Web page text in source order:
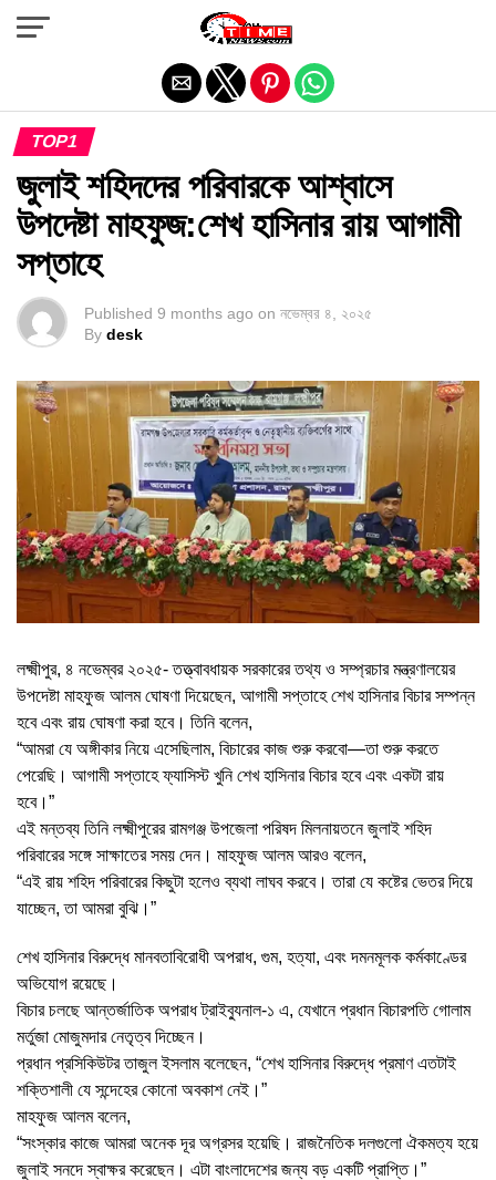
TOP1
জুলাই শহিদদের পরিবারকে আশ্বাসে
উপদেষ্টা মাহফুজ:শেখ হাসিনার রায় আগামী
সপ্তাহে
Published 9 months ago on নভেম্বর ৪, ২০২৫
By desk
লক্ষ্মীপুর, ৪ নভেম্বর ২০২৫- তত্ত্বাবধায়ক সরকারের তথ্য ও সম্প্রচার মন্ত্রণালয়ের
উপদেষ্টা মাহফুজ আলম ঘোষণা দিয়েছেন, আগামী সপ্তাহে শেখ হাসিনার বিচার সম্পন্ন
হবে এবং রায় ঘোষণা করা হবে। তিনি বলেন,
“আমরা যে অঙ্গীকার নিয়ে এসেছিলাম, বিচারের কাজ শুরু করবো—তা শুরু করতে
পেরেছি। আগামী সপ্তাহে ফ্যাসিস্ট খুনি শেখ হাসিনার বিচার হবে এবং একটা রায়
হবে।”
এই মন্তব্য তিনি লক্ষ্মীপুরের রামগঞ্জ উপজেলা পরিষদ মিলনায়তনে জুলাই শহিদ
পরিবারের সঙ্গে সাক্ষাতের সময় দেন। মাহফুজ আলম আরও বলেন,
“এই রায় শহিদ পরিবারের কিছুটা হলেও ব্যথা লাঘব করবে। তারা যে কষ্টের ভেতর দিয়ে
যাচ্ছেন, তা আমরা বুঝি।”
শেখ হাসিনার বিরুদ্ধে মানবতাবিরোধী অপরাধ, গুম, হত্যা, এবং দমনমূলক কর্মকাণ্ডের
অভিযোগ রয়েছে।
বিচার চলছে আন্তর্জাতিক অপরাধ ট্রাইব্যুনাল-১ এ, যেখানে প্রধান বিচারপতি গোলাম
মর্তুজা মোজুমদার নেতৃত্ব দিচ্ছেন।
প্রধান প্রসিকিউটর তাজুল ইসলাম বলেছেন, “শেখ হাসিনার বিরুদ্ধে প্রমাণ এতটাই
শক্তিশালী যে সন্দেহের কোনো অবকাশ নেই।”
মাহফুজ আলম বলেন,
“সংস্কার কাজে আমরা অনেক দূর অগ্রসর হয়েছি। রাজনৈতিক দলগুলো ঐকমত্য হয়ে
জুলাই সনদে স্বাক্ষর করেছেন। এটা বাংলাদেশের জন্য বড় একটি প্রাপ্তি।”
Exit mobile version